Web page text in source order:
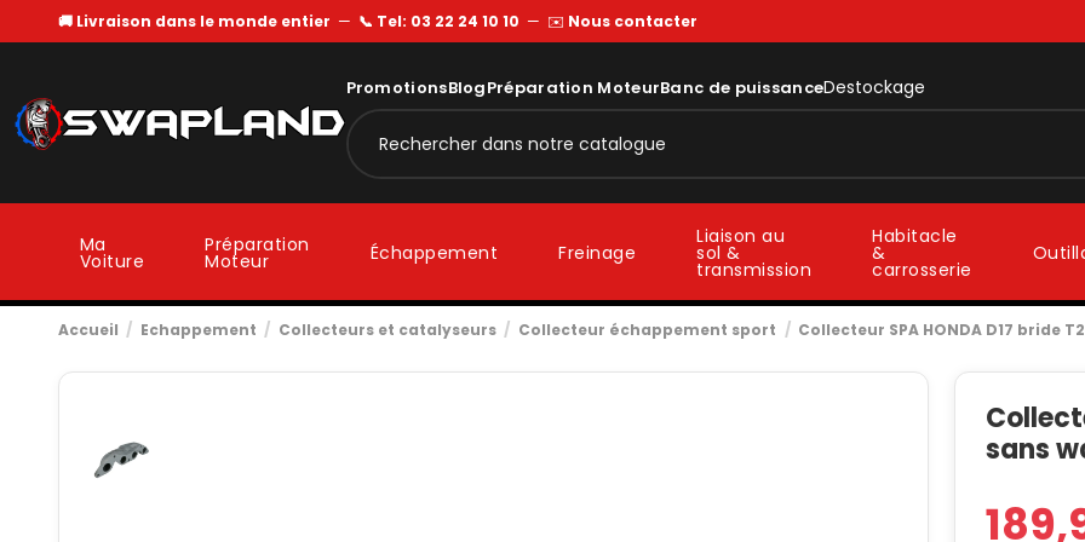
🚚 Livraison dans le monde entier — 📞 Tel: 03 22 24 10 10 — ✉️ Nous contacter
PromotionsBlogPréparation MoteurBanc de puissanceDestockage
Ma
Voiture
Préparation
Moteur Échappement Freinage
Liaison au
sol &
transmission
Habitacle
&
carrosserie
Accueil Echappement Collecteurs et catalyseurs Collecteur échappement sport Collecteur SPA HONDA D17 bride
sans